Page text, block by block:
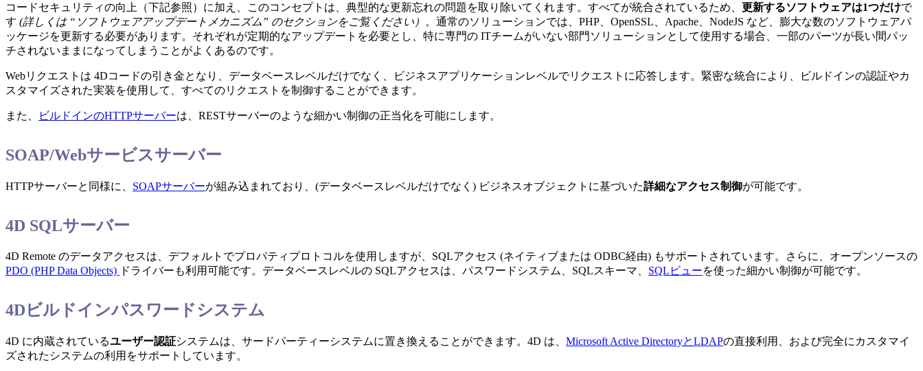
コードセキュリティの向上（下記参照）に加え、このコンセプトは、典型的な更新忘れの問題を取り除いてくれます。すべてが統合されているため、 更新するソフトウェアは1つだけで
す (詳しくは “ソフトウェアアップデートメカニズム” のセクションをご覧ください）
。通常のソリューションでは、PHP、OpenSSL、Apache、NodeJS など、膨大な数のソフトウェアパ
ッケージを更新する必要があります。それぞれが定期的なアップデートを必要とし、特に専門の ITチームがいない部門ソリューションとして使用する場合、一部のパーツが長い間パッ
チされないままになってしまうことがよくあるのです。
Webリクエストは 4Dコードの引き金となり、データベースレベルだけでなく、ビジネスアプリケーションレベルでリクエストに応答します。緊密な統合により、ビルドインの認証やカ
スタマイズされた実装を使用して、すべてのリクエストを制御することができます。
また、 ビルドインのHTTPサーバーは、RESTサーバーのような細かい制御の正当化を可能にします。
SOAP/Webサービスサーバー
HTTPサーバーと同様に、 SOAPサーバーが組み込まれており、(データベースレベルだけでなく) ビジネスオブジェクトに基づいた詳細なアクセス制御が可能です。
4D SQLサーバー
4D Remote のデータアクセスは、デフォルトでプロパティプロトコルを使用しますが、SQLアクセス (ネイティブまたは ODBC経由) もサポートされています。さらに、オープンソースの
PDO (PHP Data Objects) ドライバーも利用可能です。データベースレベルの SQLアクセスは、パスワードシステム、SQLスキーマ、 SQLビューを使った細かい制御が可能です。
4Dビルドインパスワードシステム
4D に内蔵されているユーザー認証システムは、サードパーティーシステムに置き換えることができます。4D は、 Microsoft Active DirectoryとLDAPの直接利用、および完全にカスタマイ
ズされたシステムの利用をサポートしています。